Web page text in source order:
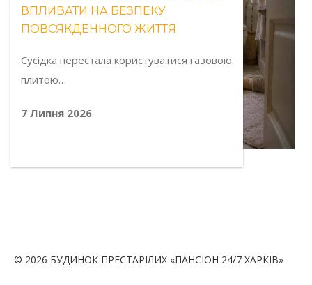
ВПЛИВАТИ НА БЕЗПЕКУ
ПОВСЯКДЕННОГО ЖИТТЯ
Сусідка перестала користуватися газовою
плитою…
7 Липня 2026
© 2026 БУДИНОК ПРЕСТАРІЛИХ «ПАНСІОН 24/7 ХАРКІВ»